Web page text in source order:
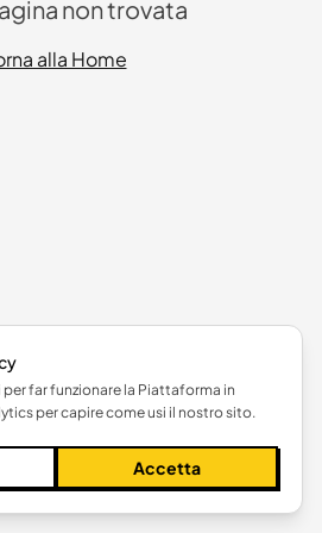
non trovata
alla Home
far funzionare la Piattaforma in
per capire come usi il nostro sito.
Accetta